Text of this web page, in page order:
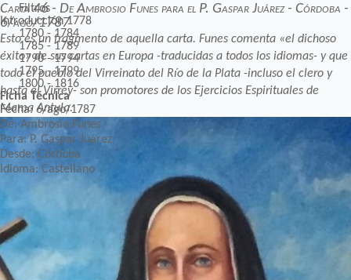
Filtros
Introducción 1778
1780 - 1784
1785 - 1789
1790 - 1794
1795 - 1799
1800 - 1816
Ficha Técnica
Fecha: 6/ago/1787
De: Ambrosio Funes
Para: P. Gaspar Juárez
Desde: Córdoba
Idioma: Castellano
Carta 46 - De Ambrosio Funes para el P. Gaspar Juárez - Córdoba -
6/ago/1787
Esto es un fragmento de aquella carta. Funes comenta «el dichoso
éxito» de sus cartas en Europa -traducidas a todos los idiomas- y que
todo el pueblo del Virreinato del Río de la Plata -incluso el clero y
hasta el Virrey- son promotores de los Ejercicios Espirituales de
Mama Antula.